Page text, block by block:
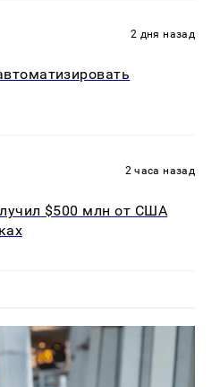
2 дня назад
2 часа назад
$500 млн от США